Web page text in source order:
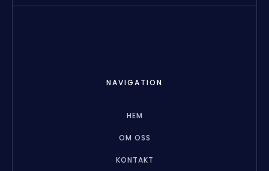
NAVIGATION
HEM
OM OSS
KONTAKT